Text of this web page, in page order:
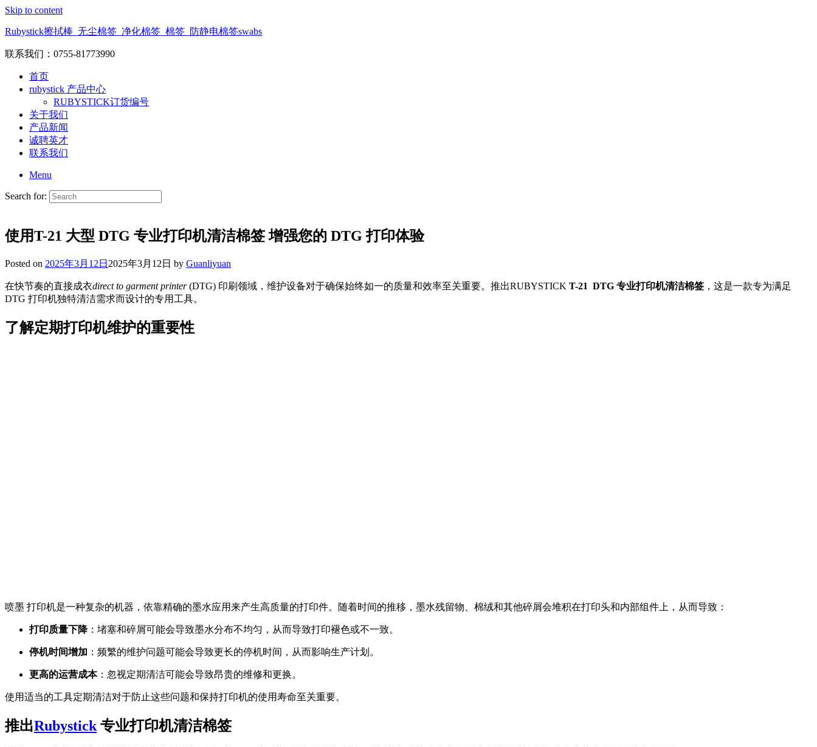
Skip to content
Rubystick擦拭棒_无尘棉签_净化棉签_棉签_防静电棉签swabs
联系我们：0755-81773990
首页
rubystick 产品中心
RUBYSTICK订货编号
关于我们
产品新闻
诚聘英才
联系我们
Menu
Search for:
使用T-21 大型 DTG 专业打印机清洁棉签 增强您的 DTG 打印体验
Posted on 2025年3月12日 2025年3月12日 by Guanliyuan
在快节奏的直接成衣direct to garment printer(DTG) 印刷领域，维护设备对于确保始终如一的质量和效率至关重要。推出RUBYSTICK T-21 DTG 专业打印机清洁棉签 ，这是一款专为满足
DTG 打印机独特清洁需求而设计的专用工具。
了解定期打印机维护的重要性
喷墨 打印机是一种复杂的机器，依靠精确的墨水应用来产生高质量的打印件。随着时间的推移，墨水残留物、棉绒和其他碎屑会堆积在打印头和内部组件上，从而导致：
打印质量下降：堵塞和碎屑可能会导致墨水分布不均匀，从而导致打印褪色或不一致。
停机时间增加 ：频繁的维护问题可能会导致更长的停机时间，从而影响生产计划。
更高的运营成本：忽视定期清洁可能会导致昂贵的维修和更换。
使用适当的工具定期清洁对于防止这些问题和保持打印机的使用寿命至关重要。
推出Rubystick 专业打印机清洁棉签